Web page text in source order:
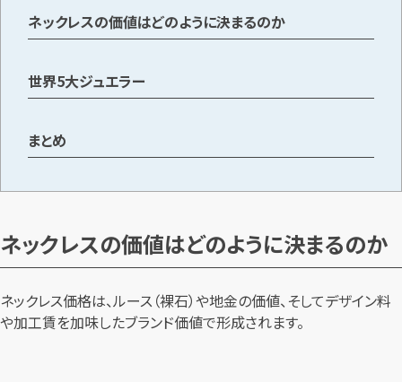
ネックレスの価値はどのように決まるのか
世界5大ジュエラー
まとめ
ネックレスの価値はどのように決まるのか
ネックレス価格は、ルース（裸石）や地金の価値、そしてデザイン料
や加工賃を加味したブランド価値で形成されます。